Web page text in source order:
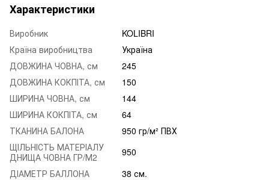
Характеристики
Виробник
KOLIBRI
Країна виробництва
Україна
ДОВЖИНА ЧОВНА, см
245
ДОВЖИНА КОКПІТА, см
150
ШИРИНА ЧОВНА, см
144
ШИРИНА КОКПІТА, см
64
ТКАНИНА БАЛОНА
950 гр/м² ПВХ
ЩІЛЬНІСТЬ МАТЕРІАЛУ
ДНИЩА ЧОВНА ГР/М2
950
ДІАМЕТР БАЛЛОНА
38 см.